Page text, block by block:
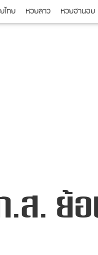
ไทย หวยลาว หวยฮานอย
.ส. ย้